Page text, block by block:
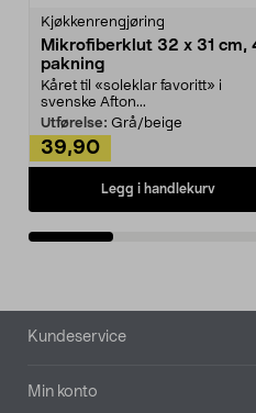
Kjøkkenrengjøring
Mikrofiberklut 32 x 31 cm,
pakning
Kåret til «soleklar favoritt» i
svenske Afton...
Utførelse: Grå/beige
39,90
Legg i handlekurv
Bunntekst
Kundeservice
Min konto